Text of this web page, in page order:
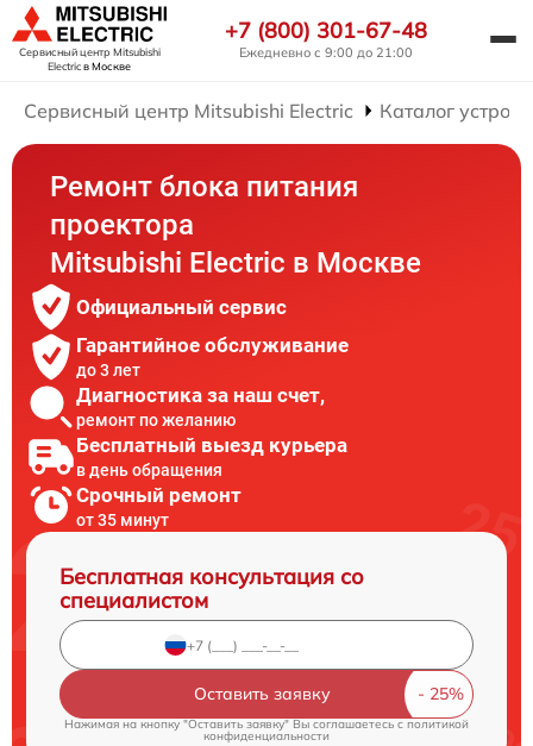
Сервисный центр Mitsubishi
Electricв Москве
+7 (800) 301-67-48
Ежедневно с 9:00 до 21:00
Сервисный центр Mitsubishi Electric Каталог
Ремонт блока питания
проектора
Mitsubishi Electric в Москве
Официальный сервис
Гарантийное обслуживание
до 3 лет
Диагностика за наш счет,
ремонт по желанию
Бесплатный выезд курьера
в день обращения
Срочный ремонт
от 35 минут
Бесплатная консультация со
специалистом
Оставить заявку
Нажимая на кнопку "Оставить заявку" Вы соглашаетесь c политикой
конфиденциальности